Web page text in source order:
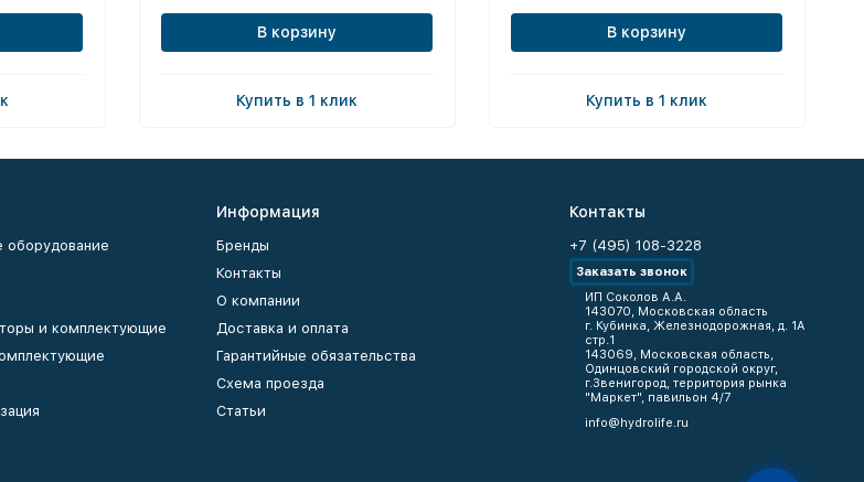
В корзину
Купить в 1 клик
В корзину
Купить в 1 клик
оборудование
и комплектующие
Информация
Бренды
Контакты
О компании
Доставка и оплата
Гарантийные обязательства
Схема проезда
Статьи
Контакты
+7 (495) 108-3228
Заказать звонок
ИП Соколов А.А.
143070, Московская область
г. Кубинка, Железнодорожная, д. 1А
стр.1
143069, Московская область,
Одинцовский городской округ,
г.Звенигород, территория рынка
"Маркет", павильон 4/7
info@hydrolife.ru